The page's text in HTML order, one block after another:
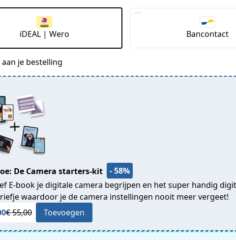
iDEAL | Wero Bancontact
je bestelling
De Camera starters-kit
- 58%
E-book je digitale camera begrijpen en het super handig
waardoor je de camera instellingen nooit meer vergeet!
€ 55,00 Toevoegen